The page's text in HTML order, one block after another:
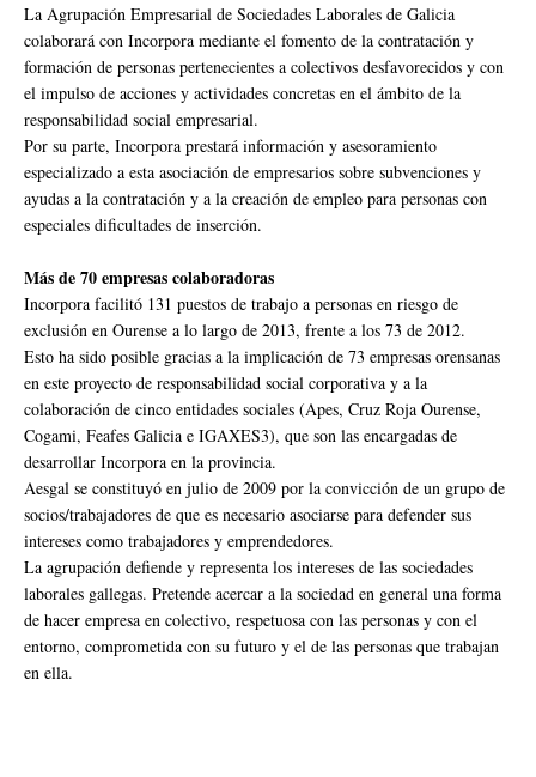
La Agrupación Empresarial de Sociedades Laborales de Galicia
colaborará con Incorpora mediante el fomento de la contratación y
formación de personas pertenecientes a colectivos desfavorecidos y con
el impulso de acciones y actividades concretas en el ámbito de la
responsabilidad social empresarial.
Por su parte, Incorpora prestará información y asesoramiento
especializado a esta asociación de empresarios sobre subvenciones y
ayudas a la contratación y a la creación de empleo para personas con
especiales dificultades de inserción.
Más de 70 empresas colaboradoras
Incorpora facilitó 131 puestos de trabajo a personas en riesgo de
exclusión en Ourense a lo largo de 2013, frente a los 73 de 2012.
Esto ha sido posible gracias a la implicación de 73 empresas orensanas
en este proyecto de responsabilidad social corporativa y a la
colaboración de cinco entidades sociales (Apes, Cruz Roja Ourense,
Cogami, Feafes Galicia e IGAXES3), que son las encargadas de
desarrollar Incorpora en la provincia.
Aesgal se constituyó en julio de 2009 por la convicción de un grupo de
socios/trabajadores de que es necesario asociarse para defender sus
intereses como trabajadores y emprendedores.
La agrupación defiende y representa los intereses de las sociedades
laborales gallegas. Pretende acercar a la sociedad en general una forma
de hacer empresa en colectivo, respetuosa con las personas y con el
entorno, comprometida con su futuro y el de las personas que trabajan
en ella.